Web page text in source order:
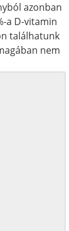
azonban
a D-vitamin
találhatunk
nem